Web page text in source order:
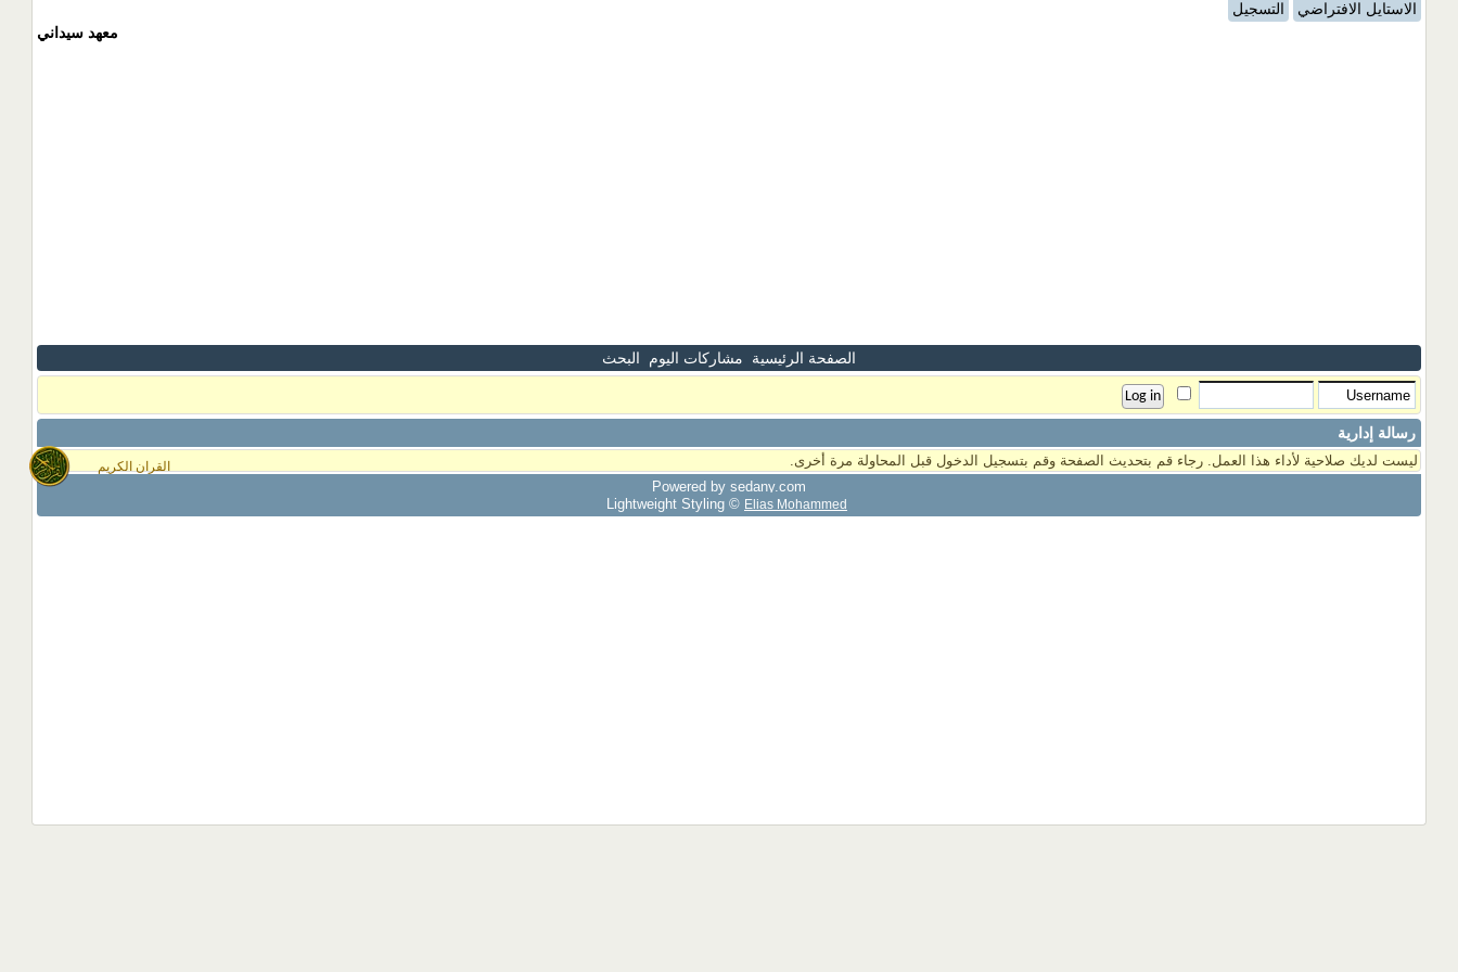
القران الكريم
الاستايل الافتراضي
التسجيل
معهد سيداني
الصفحة الرئيسية مشاركات اليوم البحث
رسالة إدارية
ليست لديك صلاحية لأداء هذا العمل. رجاء قم بتحديث الصفحة وقم بتسجيل الدخول قبل المحاولة مرة أخرى.
Powered by sedany.com
Lightweight Styling © Elias Mohammed